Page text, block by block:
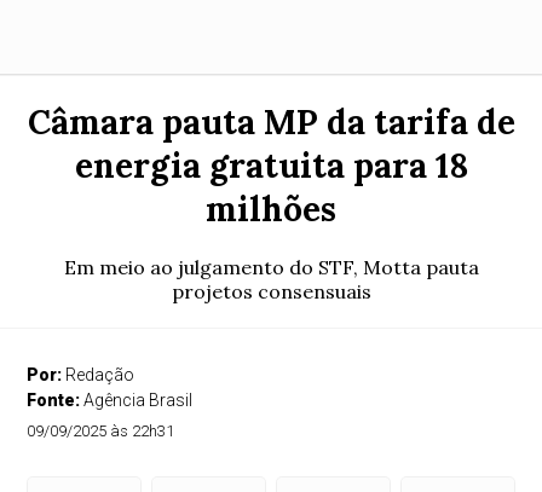
Câmara pauta MP da tarifa de
energia gratuita para 18
milhões
Em meio ao julgamento do STF, Motta pauta
projetos consensuais
Por: Redação
Fonte:Agência Brasil
09/09/2025 às 22h31